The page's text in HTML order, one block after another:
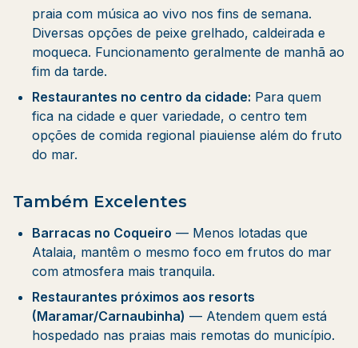
praia com música ao vivo nos fins de semana.
Diversas opções de peixe grelhado, caldeirada e
moqueca. Funcionamento geralmente de manhã ao
fim da tarde.
Restaurantes no centro da cidade: Para quem
fica na cidade e quer variedade, o centro tem
opções de comida regional piauiense além do fruto
do mar.
Também Excelentes
Barracas no Coqueiro — Menos lotadas que
Atalaia, mantêm o mesmo foco em frutos do mar
com atmosfera mais tranquila.
Restaurantes próximos aos resorts
(Maramar/Carnaubinha) — Atendem quem está
hospedado nas praias mais remotas do município.